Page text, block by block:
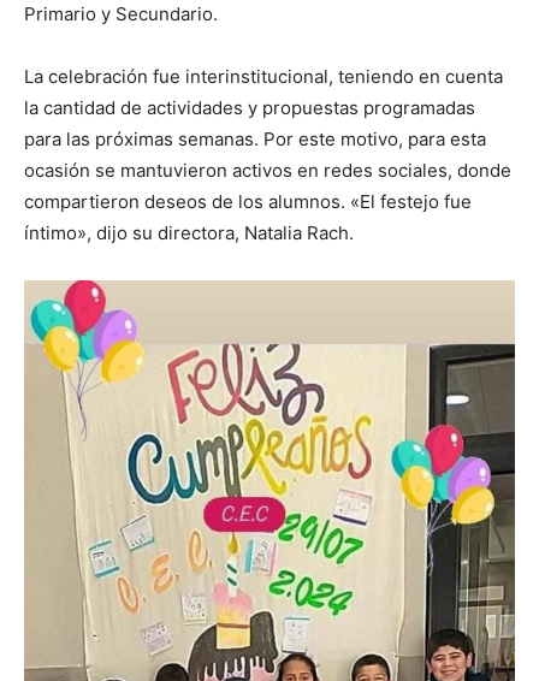
Primario y Secundario.
La celebración fue interinstitucional, teniendo en cuenta
la cantidad de actividades y propuestas programadas
para las próximas semanas. Por este motivo, para esta
ocasión se mantuvieron activos en redes sociales, donde
compartieron deseos de los alumnos. «El festejo fue
íntimo», dijo su directora, Natalia Rach.